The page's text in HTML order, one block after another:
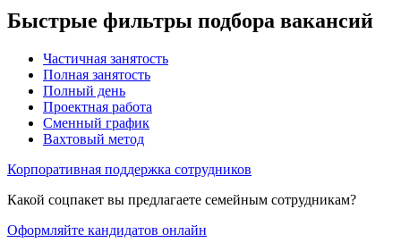
Быстрые фильтры подбора вакансий
Частичная занятость
Полная занятость
Полный день
Проектная работа
Сменный график
Вахтовый метод
Корпоративная поддержка сотрудников
Какой соцпакет вы предлагаете семейным сотрудникам?
Оформляйте кандидатов онлайн